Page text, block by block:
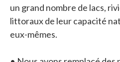
un grand nombre de lacs,
littoraux de leur capacité
eux-mêmes.